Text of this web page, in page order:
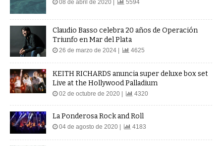
08 de abril de 2020 | 5594
Claudio Basso celebra 20 años de Operación
Triunfo en Mar del Plata
26 de marzo de 2024 | 4625
KEITH RICHARDS anuncia super deluxe box set
Live at the Hollywood Palladium
02 de octubre de 2020 | 4320
La Ponderosa Rock and Roll
04 de agosto de 2020 | 4183